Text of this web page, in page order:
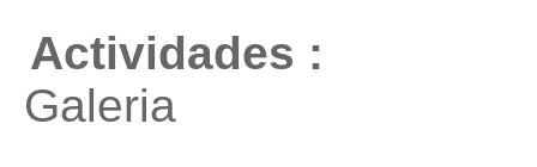
Actividades :
Galeria